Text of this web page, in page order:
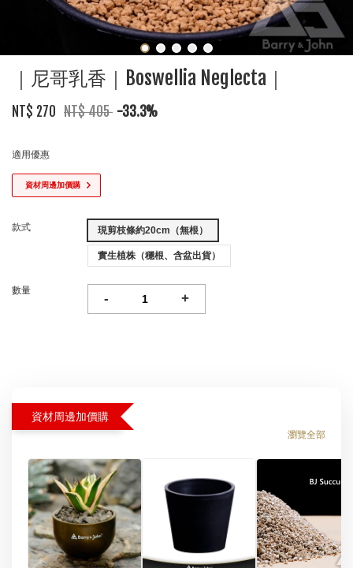
｜尼哥乳香｜Boswellia Neglecta｜
NT$ 270 NT$ 405 -33.3%
適用優惠
資材周邊加價購
款式 現剪枝條約20cm（無根）
實生植株（穩根、含盆出貨）
數量
- +
資材周邊加價購
瀏覽全部